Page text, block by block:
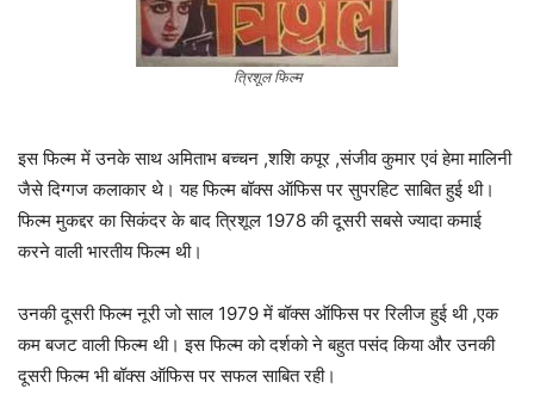
त्रिशूल फिल्म
इस फिल्म में उनके साथ अमिताभ बच्चन ,शशि कपूर ,संजीव कुमार एवं हेमा मालिनी
जैसे दिग्गज कलाकार थे। यह फिल्म बॉक्स ऑफिस पर सुपरहिट साबित हुई थी।
फिल्म मुकद्दर का सिकंदर के बाद त्रिशूल 1978 की दूसरी सबसे ज्यादा कमाई
करने वाली भारतीय फिल्म थी।
उनकी दूसरी फिल्म नूरी जो साल 1979 में बॉक्स ऑफिस पर रिलीज हुई थी ,एक
कम बजट वाली फिल्म थी। इस फिल्म को दर्शको ने बहुत पसंद किया और उनकी
दूसरी फिल्म भी बॉक्स ऑफिस पर सफल साबित रही।